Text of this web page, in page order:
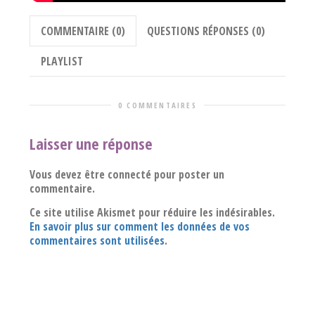
COMMENTAIRE (0)
QUESTIONS RÉPONSES (0)
PLAYLIST
0 COMMENTAIRES
Laisser une réponse
Vous devez être connecté pour poster un
commentaire.
Ce site utilise Akismet pour réduire les indésirables.
En savoir plus sur comment les données de vos
commentaires sont utilisées.